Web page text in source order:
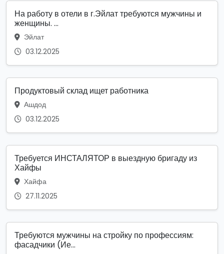
На работу в отели в г.Эйлат требуются мужчины и
женщины. ...
Эйлат
03.12.2025
Продуктовый склад ищет работника
Ашдод
03.12.2025
Требуется ИНСТАЛЯТОР в выездную бригаду из
Хайфы
Хайфа
27.11.2025
Требуются мужчины на стройку по профессиям:
фасадчики (Ие...